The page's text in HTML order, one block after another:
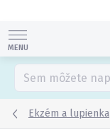
obsah
Ekzém a lupienka